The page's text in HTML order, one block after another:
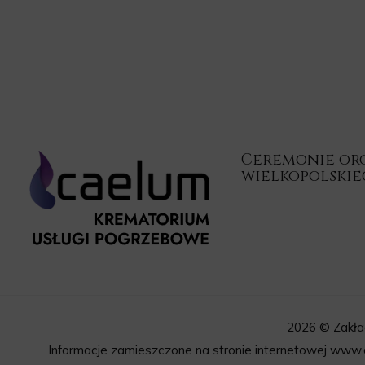
Ceremonie
2026 ©
Informacje zamieszczone na stronie internetowej